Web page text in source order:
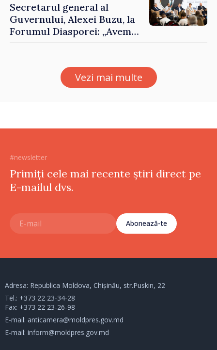
Secretarul general al
Guvernului, Alexei Buzu, la
Forumul Diasporei: „Avem
construi comunități mai
Vezi mai multe
#newsletter
Primiți cele mai recente știri direct pe
E-mailul dvs.
Abonează-te
Adresa: Republica Moldova, Chișinău, str.Puskin, 22
Tel.: +373 22 23-34-28
Fax: +373 22 23-26-98
E-mail: anticamera@moldpres.gov.md
E-mail: inform@moldpres.gov.md